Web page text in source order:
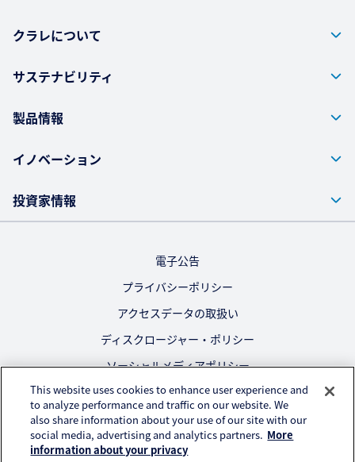
クラレについて
サステナビリティ
製品情報
イノベーション
投資家情報
電子公告
プライバシーポリシー
アクセスデータの取扱い
ディスクロージャー・ポリシー
ソーシャルメディアポリシー
ご利用にあたって
公式SNS
This website uses cookies to enhance user experience and
to analyze performance and traffic on our website. We
also share information about your use of our site with our
social media, advertising and analytics partners. More
information about your privacy